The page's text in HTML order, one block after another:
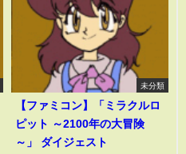
未分類
【ファミコン】「ミラクルロ
ピット ～2100年の大冒険
～」 ダイジェスト